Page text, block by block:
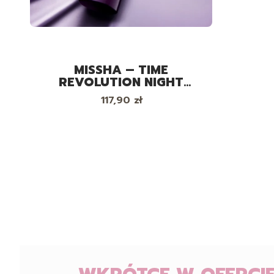
MISSHA – TIME
REVOLUTION NIGHT
REPAIR RETINOL 500 SHOT
CREAM - KREM Z
Cena
117,90 zł